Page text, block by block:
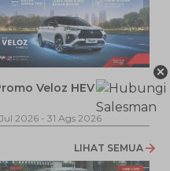
Veloz HEV
Jul 2026 - 31 Ags 2026
LIHAT SEMUA
×